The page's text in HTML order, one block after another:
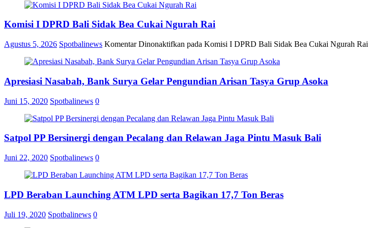
Komisi I DPRD Bali Sidak Bea Cukai Ngurah Rai
Agustus 5, 2026 Spotbalinews Komentar Dinonaktifkan pada Komisi I DPRD Bali Sidak Bea Cukai Ngurah Rai
Apresiasi Nasabah, Bank Surya Gelar Pengundian Arisan Tasya Grup Asoka
Juni 15, 2020 Spotbalinews 0
Satpol PP Bersinergi dengan Pecalang dan Relawan Jaga Pintu Masuk Bali
Juni 22, 2020 Spotbalinews 0
LPD Beraban Launching ATM LPD serta Bagikan 17,7 Ton Beras
Juli 19, 2020 Spotbalinews 0